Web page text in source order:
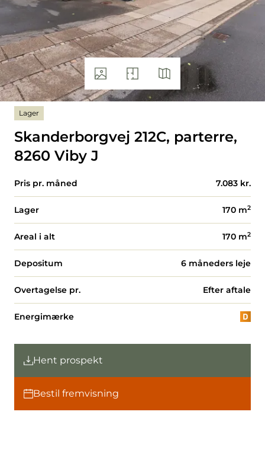
Lager
Skanderborgvej 212C, parterre,
8260 Viby J
Pris pr. måned 7.083 kr.
Lager 170 m2
Areal i alt 170 m2
Depositum 6 måneders leje
Overtagelse pr. Efter aftale
Energimærke
Hent prospekt
Bestil fremvisning